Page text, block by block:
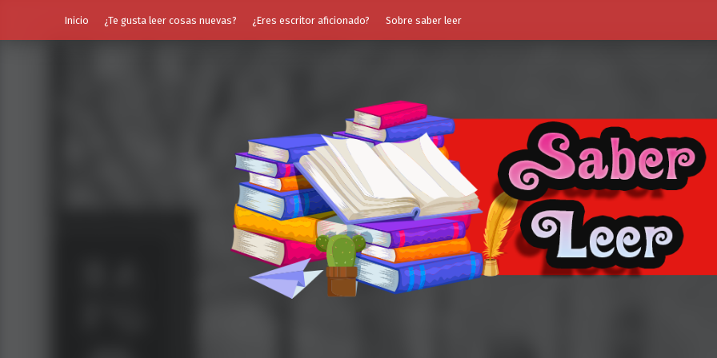
Inicio
¿Te gusta leer cosas nuevas? ¿Eres escritor aficionado? Sobre saber leer